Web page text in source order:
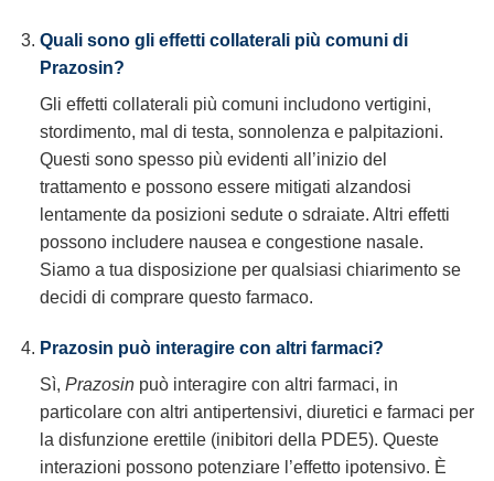
Quali sono gli effetti collaterali più comuni di
Prazosin?
Gli effetti collaterali più comuni includono vertigini,
stordimento, mal di testa, sonnolenza e palpitazioni.
Questi sono spesso più evidenti all’inizio del
trattamento e possono essere mitigati alzandosi
lentamente da posizioni sedute o sdraiate. Altri effetti
possono includere nausea e congestione nasale.
Siamo a tua disposizione per qualsiasi chiarimento se
decidi di comprare questo farmaco.
Prazosin può interagire con altri farmaci?
Sì, Prazosinpuò interagire con altri farmaci, in
particolare con altri antipertensivi, diuretici e farmaci per
la disfunzione erettile (inibitori della PDE5). Queste
interazioni possono potenziare l’effetto ipotensivo. È